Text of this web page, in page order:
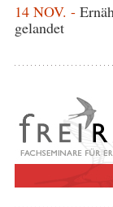
14 NOV. -
gelandet